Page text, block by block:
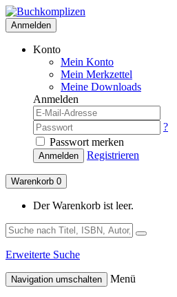
Anmelden
Konto
Mein Konto
Mein Merkzettel
Meine Downloads
Anmelden
?
Passwort merken
Anmelden Registrieren
Warenkorb 0
Der Warenkorb ist leer.
Erweiterte Suche
Navigation umschalten Menü